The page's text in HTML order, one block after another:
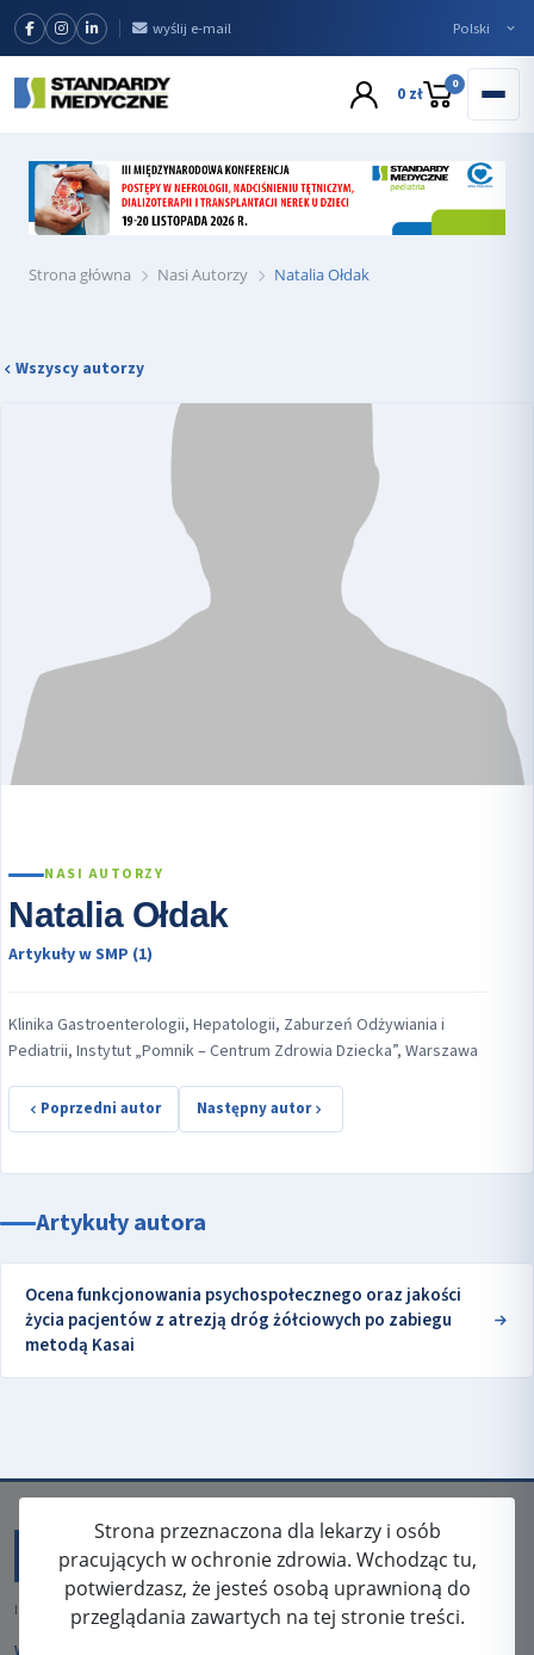
wyślij e-mail
0 zł 0
Strona główna Nasi Autorzy Natalia Ołdak
Wszyscy autorzy
NASI AUTORZY
Natalia Ołdak
Artykuły w SMP (1)
Klinika Gastroenterologii, Hepatologii, Zaburzeń Odżywiania i
Pediatrii, Instytut „Pomnik – Centrum Zdrowia Dziecka”, Warszawa
Poprzedni autor Następny autor
Artykuły autora
Ocena funkcjonowania psychospołecznego oraz jakości
życia pacjentów z atrezją dróg żółciowych po zabiegu
metodą Kasai
Strona przeznaczona dla lekarzy i osób
pracujących w ochronie zdrowia. Wchodząc tu,
potwierdzasz, że jesteś osobą uprawnioną do
przeglądania zawartych na tej stronie treści.
ISSN: 2080-5438
WYDAWCA